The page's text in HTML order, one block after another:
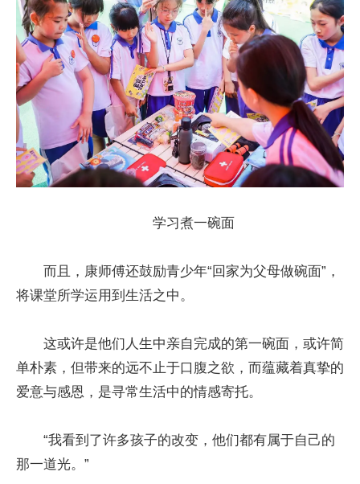
学习煮一碗面
而且，康师傅还鼓励青少年“回家为父母做碗面”，
将课堂所学运用到生活之中。
这或许是他们人生中亲自完成的第一碗面，或许简
单朴素，但带来的远不止于口腹之欲，而蕴藏着真挚的
爱意与感恩，是寻常生活中的情感寄托。
“我看到了许多孩子的改变，他们都有属于自己的
那一道光。”